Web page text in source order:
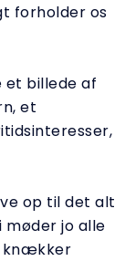
forholder os
et billede af
et
op til det alt
møder jo alle
knækker